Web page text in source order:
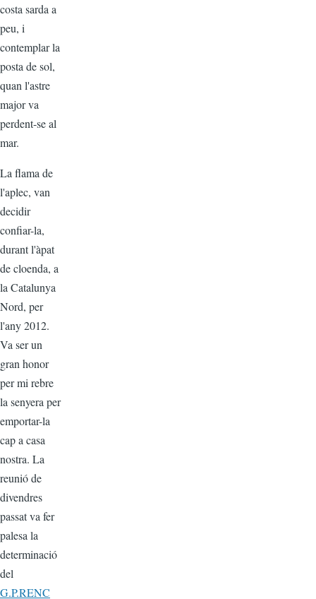
costa sarda a
peu, i
contemplar la
posta de sol,
quan l'astre
major va
perdent-se al
mar.
La flama de
l'aplec, van
decidir
confiar-la,
durant l'àpat
de cloenda, a
la Catalunya
Nord, per
l'any 2012.
Va ser un
gran honor
per mi rebre
la senyera per
emportar-la
cap a casa
nostra. La
reunió de
divendres
passat va fer
palesa la
determinació
del
G.P.RENC